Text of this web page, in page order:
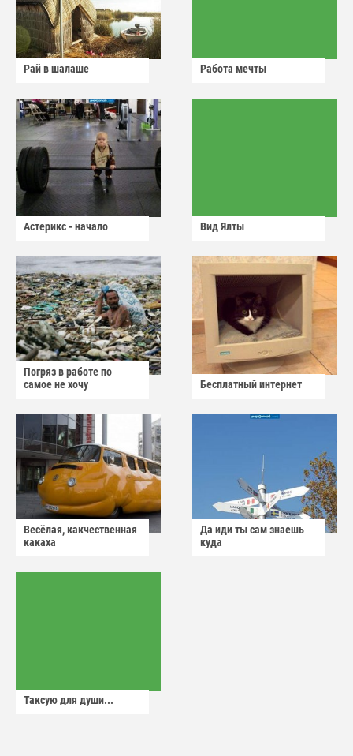
Рай в шалаше Работа мечты
Астерикс - начало Вид Ялты
Погряз в работе по
самое не хочу
Бесплатный интернет
Весёлая, какчественная
какаха
Да иди ты сам знаешь
куда
Таксую для души...